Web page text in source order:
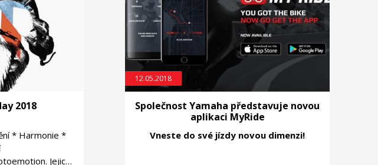
2018
* Harmonie *
Jejich
12.05.2018
Společnost Yamaha představuje novou
aplikaci MyRide
Vneste do své jízdy novou dimenzi!